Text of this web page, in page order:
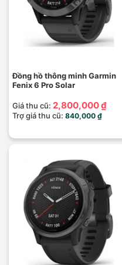
Đồng hồ thông minh Garmin
Fenix 6 Pro Solar
Giá thu cũ: 2,800,000 ₫
Trợ giá thu cũ: 840,000 ₫